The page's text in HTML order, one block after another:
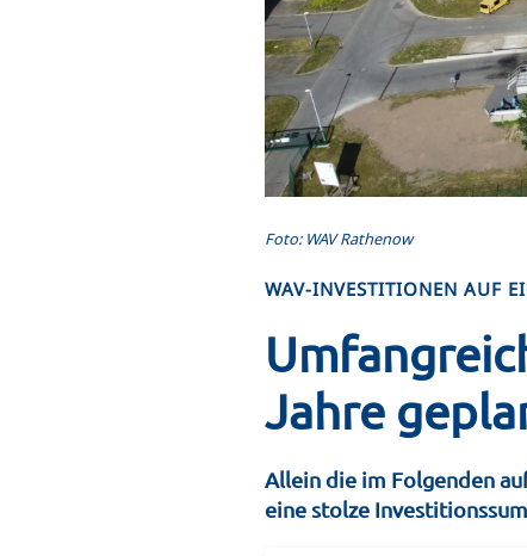
Foto: WAV Rathenow
WAV-INVESTITIONEN AUF
Jahre
Allein die im Folgenden
eine stolze